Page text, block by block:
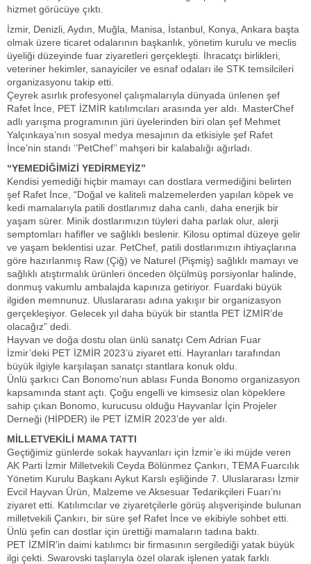
hizmet görücüye çıktı.
İzmir, Denizli, Aydın, Muğla, Manisa, İstanbul, Konya, Ankara başta
olmak üzere ticaret odalarının başkanlık, yönetim kurulu ve meclis
üyeliği düzeyinde fuar ziyaretleri gerçekleşti. İhracatçı birlikleri,
veteriner hekimler, sanayiciler ve esnaf odaları ile STK temsilcileri
organizasyonu takip etti.
Çeyrek asırlık profesyonel çalışmalarıyla dünyada ünlenen şef
Rafet İnce, PET İZMİR katılımcıları arasında yer aldı. MasterChef
adlı yarışma programının jüri üyelerinden biri olan şef Mehmet
Yalçınkaya’nın sosyal medya mesajının da etkisiyle şef Rafet
İnce’nin standı ‘’PetChef’’ mahşeri bir kalabalığı ağırladı.
“YEMEDİĞİMİZİ YEDİRMEYİZ”
Kendisi yemediği hiçbir mamayı can dostlara vermediğini belirten
şef Rafet İnce, “Doğal ve kaliteli malzemelerden yapılan köpek ve
kedi mamalarıyla patili dostlarımız daha canlı, daha enerjik bir
yaşam sürer. Minik dostlarımızın tüyleri daha parlak olur, alerji
semptomları hafifler ve sağlıklı beslenir. Kilosu optimal düzeye gelir
ve yaşam beklentisi uzar. PetChef, patili dostlarımızın ihtiyaçlarına
göre hazırlanmış Raw (Çiğ) ve Naturel (Pişmiş) sağlıklı mamayı ve
sağlıklı atıştırmalık ürünleri önceden ölçülmüş porsiyonlar halinde,
donmuş vakumlu ambalajda kapınıza getiriyor. Fuardaki büyük
ilgiden memnunuz. Uluslararası adına yakışır bir organizasyon
gerçekleşiyor. Gelecek yıl daha büyük bir stantla PET İZMİR’de
olacağız” dedi.
Hayvan ve doğa dostu olan ünlü sanatçı Cem Adrian Fuar
İzmir’deki PET İZMİR 2023’ü ziyaret etti. Hayranları tarafından
büyük ilgiyle karşılaşan sanatçı stantlara konuk oldu.
Ünlü şarkıcı Can Bonomo'nun ablası Funda Bonomo organizasyon
kapsamında stant açtı. Çoğu engelli ve kimsesiz olan köpeklere
sahip çıkan Bonomo, kurucusu olduğu Hayvanlar İçin Projeler
Derneği (HİPDER) ile PET İZMİR 2023’de yer aldı.
MİLLETVEKİLİ MAMA TATTI
Geçtiğimiz günlerde sokak hayvanları için İzmir’e iki müjde veren
AK Parti İzmir Milletvekili Ceyda Bölünmez Çankırı, TEMA Fuarcılık
Yönetim Kurulu Başkanı Aykut Karslı eşliğinde 7. Uluslararası İzmir
Evcil Hayvan Ürün, Malzeme ve Aksesuar Tedarikçileri Fuarı’nı
ziyaret etti. Katılımcılar ve ziyaretçilerle görüş alışverişinde bulunan
milletvekili Çankırı, bir süre şef Rafet İnce ve ekibiyle sohbet etti.
Ünlü şefin can dostlar için ürettiği mamaların tadına baktı.
PET İZMİR'in daimi katılımcı bir firmasının sergilediği yatak büyük
ilgi çekti. Swarovski taşlarıyla özel olarak işlenen yatak farklı